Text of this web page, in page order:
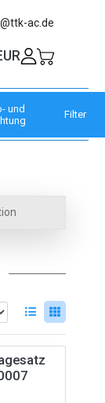
ac.de
und
Filter